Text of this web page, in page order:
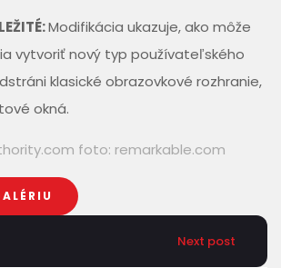
Modifikácia ukazuje, ako môže
vytvoriť nový typ používateľského
klasické obrazovkové rozhranie,
okná.
foto: remarkable.com
Next post